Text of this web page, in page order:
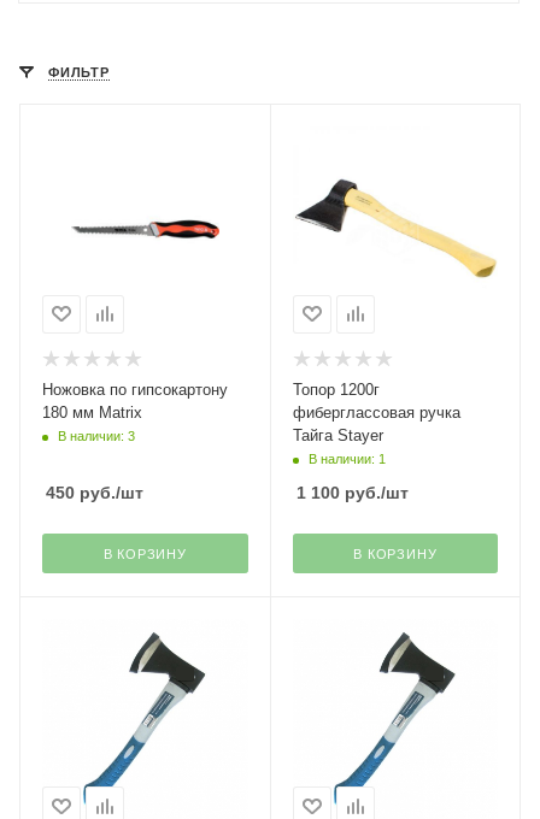
ФИЛЬТР
Ножовка по гипсокартону
180 мм Matrix
В наличии: 3
450 руб./шт
В КОРЗИНУ
Топор 1200г
фиберглассовая ручка
Тайга Stayer
В наличии: 1
1 100руб./шт
В КОРЗИНУ